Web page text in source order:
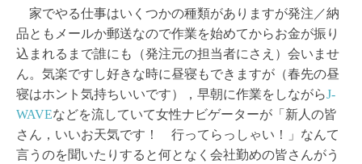
家でやる仕事はいくつかの種類がありますが発注／納
品ともメールか郵送なので作業を始めてからお金が振り
込まれるまで誰にも（発注元の担当者にさえ）会いませ
ん。気楽ですし好きな時に昼寝もできますが（春先の昼
寝はホント気持ちいいです），早朝に作業をしながらJ-
WAVEなどを流していて女性ナビゲーターが「新人の皆
さん，いいお天気です！ 行ってらっしゃい！」なんて
言うのを聞いたりすると何となく会社勤めの皆さんがう